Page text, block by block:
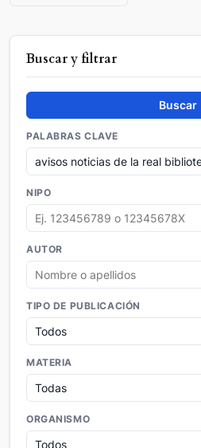
Buscar y filtrar
Buscar
PALABRAS CLAVE
NIPO
AUTOR
TIPO DE PUBLICACIÓN
MATERIA
ORGANISMO